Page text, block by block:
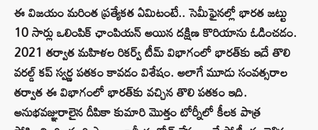
ఈ విజయం మరింత ప్రత్యేకత ఏమిటంటే.. సెమీఫైనల్లో భారత జట్టు
10 సార్లు ఒలింపిక్ ఛాంపియన్ అయిన దక్షిణ కొరియాను ఓడించడం.
2021 తర్వాత మహిళల రికర్వ్ టీమ్ విభాగంలో భారత్‌కు ఇదే తొలి
వరల్డ్ కప్ స్వర్ణ పతకం కావడం విశేషం. అలాగే మూడు సంవత్సరాల
తర్వాత ఈ విభాగంలో భారత్‌కు వచ్చిన తొలి పతకం ఇది.
అనుభవజ్ఞురాలైన దీపికా కుమారి మొత్తం టోర్నీలో కీలక పాత్ర